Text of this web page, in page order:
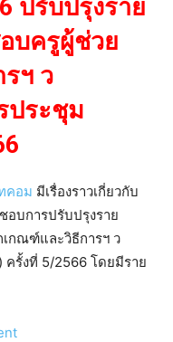
ปรับปรุงราย
บครูผู้ช่วย
ฯ ว
ประชุม
คอม มีเรื่องราวเกี่ยวกับ
อบการปรับปรุงราย
กณฑ์และวิธีการฯ ว
รั้งที่ 5/2566 โดยมีราย